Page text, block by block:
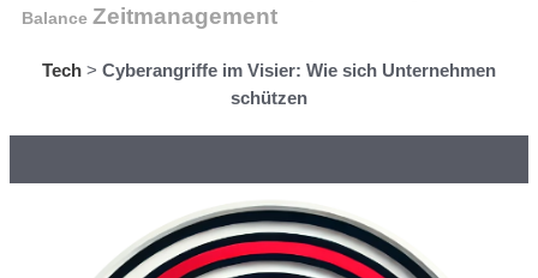
Balance Zeitmanagement
Tech > Cyberangriffe im Visier: Wie sich Unternehmen
schützen